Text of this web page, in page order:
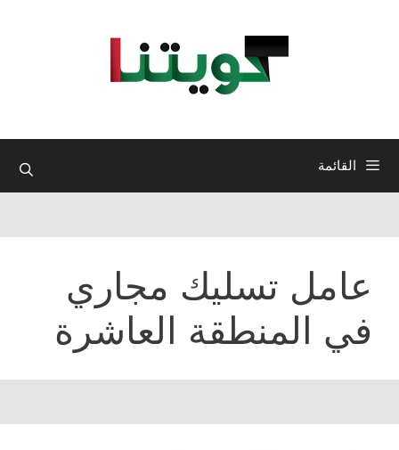
القائمة
عامل تسليك مجاري
في المنطقة العاشرة